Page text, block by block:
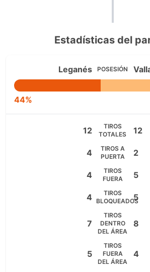
Estadísticas del
Leganés POSESIÓN
44%
12
TIROS
TOTALES
12
4
TIROS A
PUERTA
2
4
TIROS
FUERA
5
4
TIROS
BLOQUEADOS
5
7
TIROS
DENTRO
DEL ÁREA
8
5
TIROS
FUERA
DEL ÁREA
4